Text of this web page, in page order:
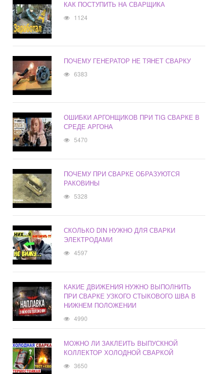
КАК ПОСТУПИТЬ НА СВАРЩИКА
1124
ПОЧЕМУ ГЕНЕРАТОР НЕ ТЯНЕТ СВАРКУ
6383
ОШИБКИ АРГОНЩИКОВ ПРИ TIG СВАРКЕ В
СРЕДЕ АРГОНА
5470
ПОЧЕМУ ПРИ СВАРКЕ ОБРАЗУЮТСЯ
РАКОВИНЫ
5328
СКОЛЬКО DIN НУЖНО ДЛЯ СВАРКИ
ЭЛЕКТРОДАМИ
4597
КАКИЕ ДВИЖЕНИЯ НУЖНО ВЫПОЛНИТЬ
ПРИ СВАРКЕ УЗКОГО СТЫКОВОГО ШВА В
НИЖНЕМ ПОЛОЖЕНИИ
4990
МОЖНО ЛИ ЗАКЛЕИТЬ ВЫПУСКНОЙ
КОЛЛЕКТОР ХОЛОДНОЙ СВАРКОЙ
3650